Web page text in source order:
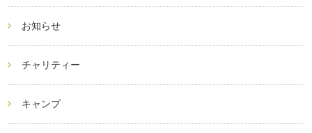
お知らせ
チャリティー
キャンプ